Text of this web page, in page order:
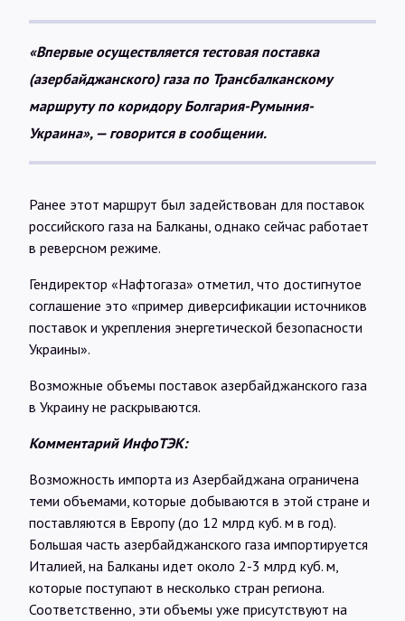
О нас
@Infotek_Russia
«Впервые осуществляется тестовая поставка
(азербайджанского) газа по Трансбалканскому
маршруту по коридору Болгария-Румыния-
Украина», — говорится в сообщении.
Ранее этот маршрут был задействован для поставок
российского газа на Балканы, однако сейчас работает
в реверсном режиме.
Гендиректор «Нафтогаза» отметил, что достигнутое
соглашение это «пример диверсификации источников
поставок и укрепления энергетической безопасности
Украины».
Возможные объемы поставок азербайджанского газа
в Украину не раскрываются.
Комментарий ИнфоТЭК:
Возможность импорта из Азербайджана ограничена
теми объемами, которые добываются в этой стране и
поставляются в Европу (до 12 млрд куб. м в год).
Большая часть азербайджанского газа импортируется
Италией, на Балканы идет около 2-3 млрд куб. м,
которые поступают в несколько стран региона.
Соответственно, эти объемы уже присутствуют на